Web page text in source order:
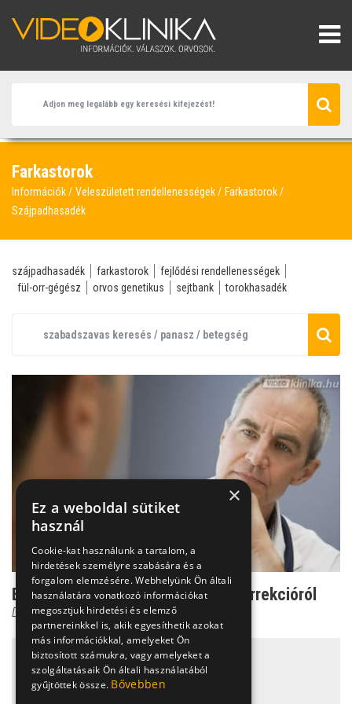
Farkastorok
Információk Veleszületett rendellenességek
Farkastorok
Szájpadhasadék
szájpadhasadék farkastorok
fejlődési rendellenességek
fül-orr-gégész
orvos genetikus sejtbank torokhasadék
Ezt kell tudni a szájpadhasadék-korrekcióról
Dr. Helfferich Frigyes
×
Ez a weboldal sütiket
használ
Cookie-kat használunk a tartalom, a
hirdetések személyre szabására és a
forgalom elemzésére. Webhelyünk Ön általi
használatára vonatkozó információkat
megosztjuk hirdetési és elemző
partnereinkkel is, akik egyesíthetik azokat
más információkkal, amelyeket Ön
biztosított számukra, vagy amelyeket a
szolgáltatásaik Ön általi használatából
gyűjtöttek össze. Bővebben